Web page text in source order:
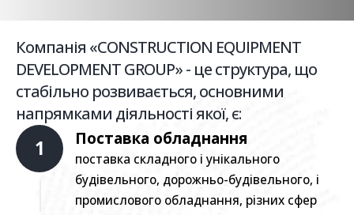
Компанія «CONSTRUCTION EQUIPMENT
DEVELOPMENT GROUP» - це структура, що
стабільно розвивається, основними
напрямками діяльності якої, є:
1 Поставка обладнання
поставка складного і унікального
будівельного, дорожньо-будівельного, і
промислового обладнання, різних сфер